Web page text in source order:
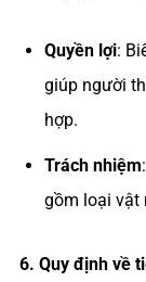
Quyền lợi:
giúp người
hợp.
Trách nhiệm
gồm loại vật
Quy định về